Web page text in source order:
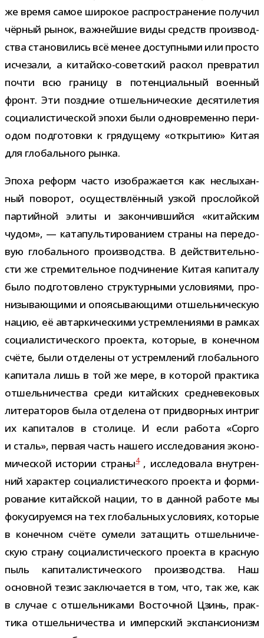
же время самое широ­кое рас­про­стра­не­ние полу­чил
чёр­ный рынок, важ­ней­шие виды средств про­из­вод­
ства ста­но­ви­лись всё менее доступ­ными или про­сто
исче­зали, а китайско-​советский рас­кол пре­вра­тил
почти всю гра­ницу в потен­ци­аль­ный воен­ный
фронт. Эти позд­ние отшель­ни­че­ские деся­ти­ле­тия
соци­а­ли­сти­че­ской эпохи были одно­вре­менно пери­
о­дом под­го­товки к гря­ду­щему «откры­тию» Китая
для гло­баль­ного рынка.
Эпоха реформ часто изоб­ра­жа­ется как неслы­хан­
ный пово­рот, осу­ществ­лён­ный узкой про­слой­кой
пар­тий­ной элиты и закон­чив­шийся «китай­ским
чудом», — ката­пуль­ти­ро­ва­нием страны на пере­до­
вую гло­баль­ного про­из­вод­ства. В дей­стви­тель­но­
сти же стре­ми­тель­ное под­чи­не­ние Китая капи­талу
было под­го­тов­лено струк­тур­ными усло­ви­ями, про­
ни­зы­ва­ю­щими и опо­я­сы­ва­ю­щими отшель­ни­че­скую
нацию, её автар­ки­че­скими устрем­ле­ни­ями в рам­ках
соци­а­ли­сти­че­ского про­екта, кото­рые, в конеч­ном
счёте, были отде­лены от устрем­ле­ний гло­баль­ного
капи­тала лишь в той же мере, в кото­рой прак­тика
отшель­ни­че­ства среди китай­ских сред­не­ве­ко­вых
лите­ра­то­ров была отде­лена от при­двор­ных интриг
их капи­та­лов в сто­лице. И если работа «Сорго
и сталь», пер­вая часть нашего иссле­до­ва­ния эко­но­
ми­че­ской исто­рии страны4, иссле­до­вала внут­рен­
ний харак­тер соци­а­ли­сти­че­ского про­екта и фор­ми­
ро­ва­ние китай­ской нации, то в дан­ной работе мы
фоку­си­ру­емся на тех гло­баль­ных усло­виях, кото­рые
в конеч­ном счёте сумели зата­щить отшель­ни­че­
скую страну соци­а­ли­сти­че­ского про­екта в крас­ную
пыль капи­та­ли­сти­че­ского про­из­вод­ства. Наш
основ­ной тезис заклю­ча­ется в том, что, так же, как
в слу­чае с отшель­ни­ками Восточной Цзинь, прак­
тика отшель­ни­че­ства и импер­ский экс­пан­си­о­низм